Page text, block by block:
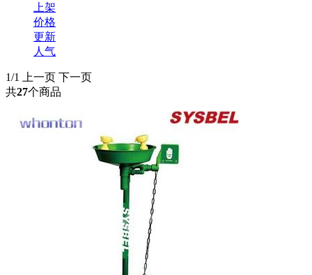
上架
价格
更新
人气
1/1 上一页 下一页
共27个商品